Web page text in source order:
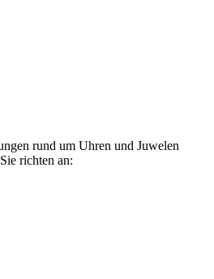
rund um Uhren und Juwelen
richten an: